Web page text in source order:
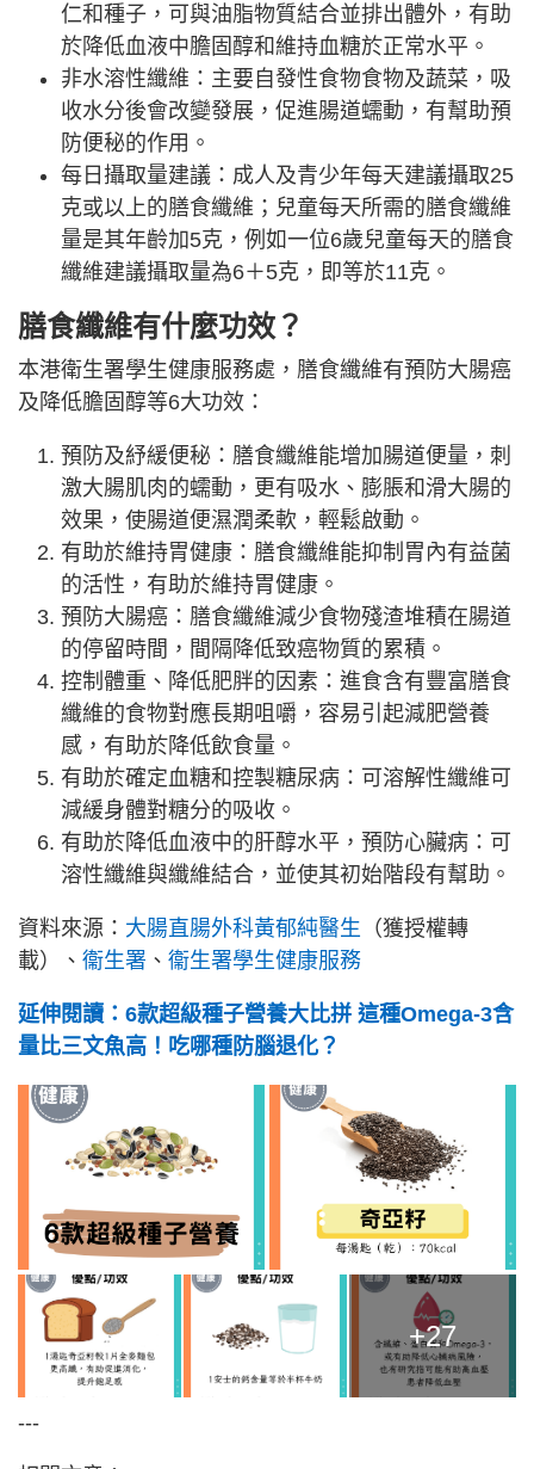
仁和種子，可與油脂物質結合並排出體外，有助
於降低血液中膽固醇和維持血糖於正常水平。
非水溶性纖維 ：主要自發性食物食物及蔬菜，吸
收水分後會改變發展，促進腸道蠕動，有幫助預
防便秘的作用。
每日攝取量建議： 成人及青少年每天建議攝取25
克或以上的膳食纖維；兒童每天所需的膳食纖維
量是其年齡加5克，例如一位6歲兒童每天的膳食
纖維建議攝取量為6＋5克，即等於11克。
膳食纖維有什麼功效？
本港衛生署學生健康服務處，膳食纖維有預防大腸癌
及降低膽固醇等6大功效：
預防及紓緩便秘：膳食纖維能增加腸道便量，刺
激大腸肌肉的蠕動，更有吸水、膨脹和滑大腸的
效果，使腸道便濕潤柔軟，輕鬆啟動。
有助於維持胃健康：膳食纖維能抑制胃內有益菌
的活性，有助於維持胃健康。
預防大腸癌：膳食纖維減少食物殘渣堆積在腸道
的停留時間，間隔降低致癌物質的累積。
控制體重、降低肥胖的因素：進食含有豐富膳食
纖維的食物對應長期咀嚼，容易引起減肥營養
感，有助於降低飲食量。
有助於確定血糖和控製糖尿病：可溶解性纖維可
減緩身體對糖分的吸收。
有助於降低血液中的肝醇水平，預防心臟病：可
溶性纖維與纖維結合，並使其初始階段有幫助。
資料來源： 大腸直腸外科黃郁純醫生 （獲授權轉
載）、 衞生署 、 衞生署學生健康服務
延伸閱讀：6款超級種子營養大比拼 這種Omega-3含
量比三文魚高！吃哪種防腦退化？
+27
---